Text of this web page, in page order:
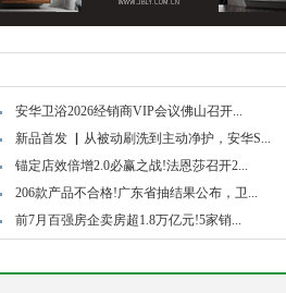
安华卫浴2026经销商VIP会议佛山召开...
新品首发 ▏从被动刷洗到主动净护，安华S...
锚定店效倍增2.0必赢之战!法恩莎召开2...
206款产品不合格!广东省抽结果公布，卫...
前7月百强房企卖房超1.8万亿元!5家销...